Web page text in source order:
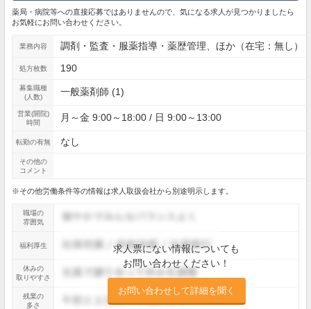
薬局・病院等への直接応募ではありませんので、気になる求人が見つかりましたら
お気軽にお問い合わせください。
業務内容 調剤・監査・服薬指導・薬歴管理、ほか（在宅：無し）
処方枚数 190
募集職種
(人数)
一般薬剤師 (1)
営業(開院)
時間
月～金 9:00～18:00 / 日 9:00～13:00
転勤の有無 なし
その他の
コメント
※その他労働条件等の情報は求人取扱会社から別途明示します。
職場の
雰囲気
求人票にない情報についても
お問い合わせください！
お問い合わせして詳細を聞く
福利厚生
休みの
取りやすさ
残業の
多さ